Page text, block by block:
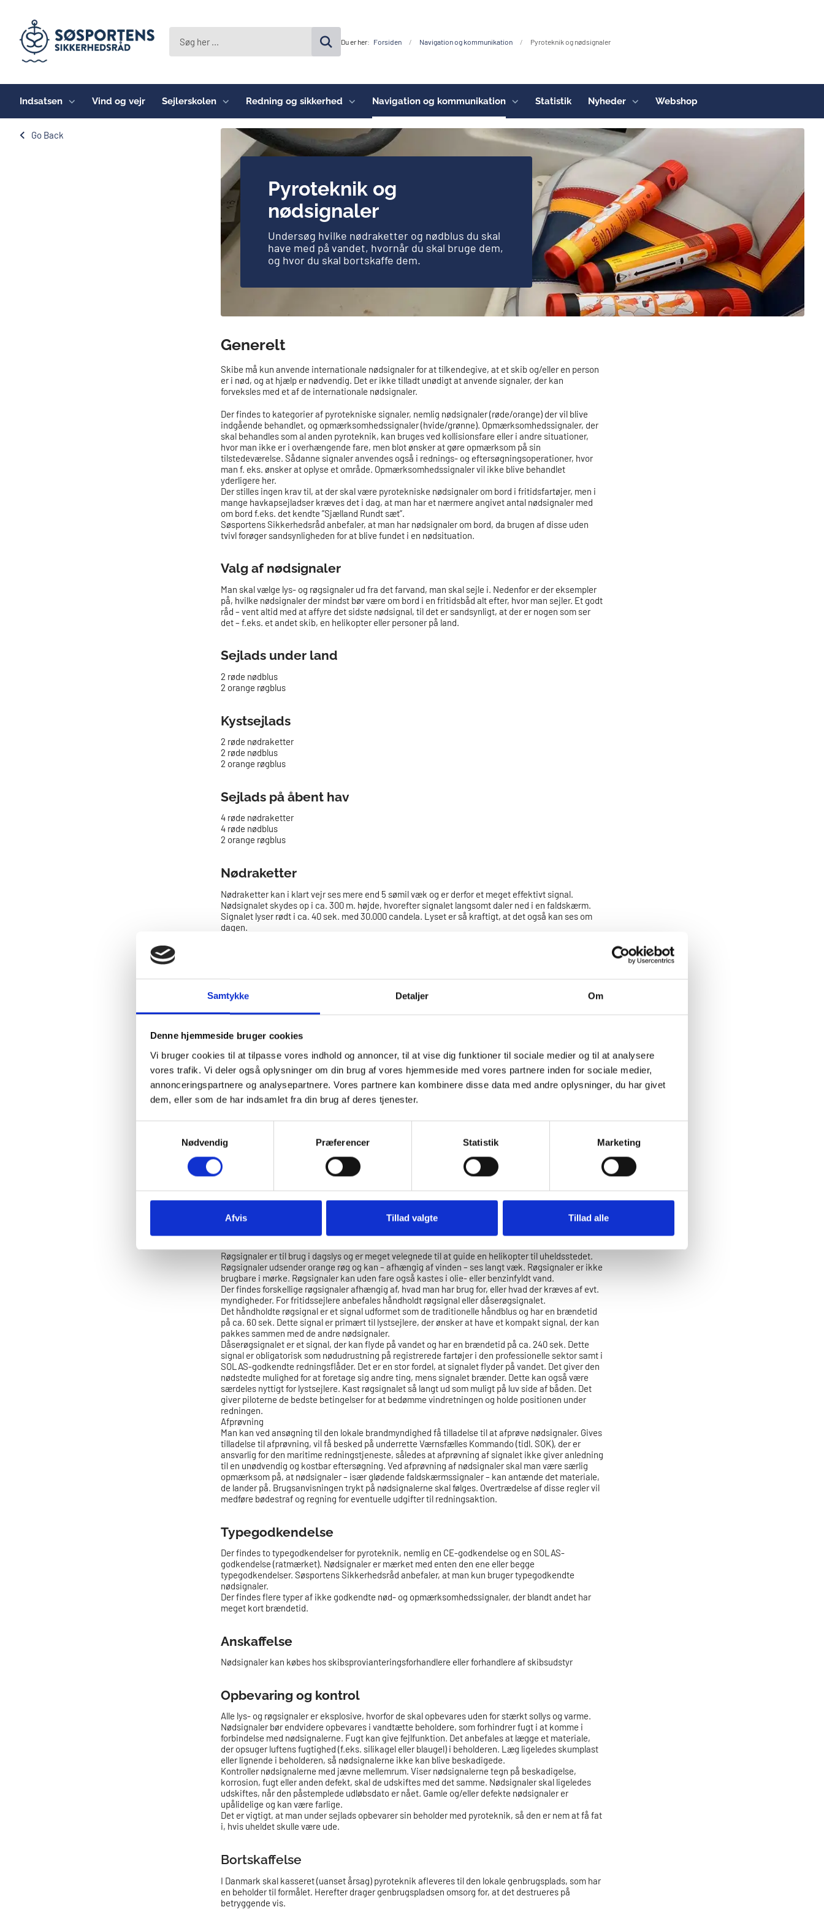
Samtykke Detaljer Om
Denne hjemmeside bruger cookies
Vi bruger cookies til at tilpasse vores indhold og annoncer, til at vise dig funktioner til sociale medier og til at analysere
vores trafik. Vi deler også oplysninger om din brug af vores hjemmeside med vores partnere inden for sociale medier,
annonceringspartnere og analysepartnere. Vores partnere kan kombinere disse data med andre oplysninger, du har givet
dem, eller som de har indsamlet fra din brug af deres tjenester.
Nødvendig
Præferencer Statistik Marketing
Afvis Tillad valgte Tillad alle
Du er her: Forsiden Navigation og kommunikation Pyroteknik og nødsignaler
Indsatsen Vind og vejr Sejlerskolen Redning og sikkerhed Navigation og kommunikation Statistik Nyheder Webshop
Go Back
Pyroteknik og
nødsignaler
Undersøg hvilke nødraketter og nødblus du skal
have med på vandet, hvornår du skal bruge dem,
og hvor du skal bortskaffe dem.
Generelt
Skibe må kun anvende internationale nødsignaler for at tilkendegive, at et skib og/eller en person
er i nød, og at hjælp er nødvendig. Det er ikke tilladt unødigt at anvende signaler, der kan
forveksles med et af de internationale nødsignaler.
Der findes to kategorier af pyrotekniske signaler, nemlig nødsignaler (røde/orange) der vil blive
indgående behandlet, og opmærksomhedssignaler (hvide/grønne). Opmærksomhedssignaler, der
skal behandles som al anden pyroteknik, kan bruges ved kollisionsfare eller i andre situationer,
hvor man ikke er i overhængende fare, men blot ønsker at gøre opmærksom på sin
tilstedeværelse. Sådanne signaler anvendes også i rednings- og eftersøgningsoperationer, hvor
man f. eks. ønsker at oplyse et område. Opmærksomhedssignaler vil ikke blive behandlet
yderligere her.
Der stilles ingen krav til, at der skal være pyrotekniske nødsignaler om bord i fritidsfartøjer, men i
mange havkapsejladser kræves det i dag, at man har et nærmere angivet antal nødsignaler med
om bord f.eks. det kendte ”Sjælland Rundt sæt”.
Søsportens Sikkerhedsråd anbefaler, at man har nødsignaler om bord, da brugen af disse uden
tvivl forøger sandsynligheden for at blive fundet i en nødsituation.
Valg af nødsignaler
Man skal vælge lys- og røgsignaler ud fra det farvand, man skal sejle i. Nedenfor er der eksempler
på, hvilke nødsignaler der mindst bør være om bord i en fritidsbåd alt efter, hvor man sejler. Et godt
råd – vent altid med at affyre det sidste nødsignal, til det er sandsynligt, at der er nogen som ser
det – f.eks. et andet skib, en helikopter eller personer på land.
Sejlads under land
2 røde nødblus
2 orange røgblus
Kystsejlads
2 røde nødraketter
2 røde nødblus
2 orange røgblus
Sejlads på åbent hav
4 røde nødraketter
4 røde nødblus
2 orange røgblus
Nødraketter
Nødraketter kan i klart vejr ses mere end 5 sømil væk og er derfor et meget effektivt signal.
Nødsignalet skydes op i ca. 300 m. højde, hvorefter signalet langsomt daler ned i en faldskærm.
Signalet lyser rødt i ca. 40 sek. med 30.000 candela. Lyset er så kraftigt, at det også kan ses om
dagen.
nød. Hvis nødraketten ikke virker ved første forsøg, skal den smides i vandet hurtigst muligt.
Den røde raket må kun bruges i nødsituationer, hvor man ønsker hjælp hurtigst muligt, og hvor der
ikke er synlig kontakt med dem, man ønsker at signalere til.
Håndblus
Håndblus anvendes primært i indre farvande under land, og hvor der er synlig kontakt med dem,
man ønsker at signalere til. Et håndblus lyser i ca. 60 sek. med 15.000 candela og kan ses på ca. 2
sømils afstand.
Affyr altid et håndblus i strakt arm ud over kanten på skibet eller redningsflåden, så man undgår
eventuelle gløder på skibet. Hold kun på håndtaget, da selve røret bliver meget varmt. Kig aldrig
varmt og skal derfor kastes i vandet i bådens læside, så det ikke driver ind i båden og laver
Vær opmærksom på, at mange håndblus har en indbygget 3 sekunders forsinkelse. Hvis hånd-
blusset ikke virker i første forsøg, kastes det i vandet så langt væk fra båden som muligt. Håndblus
kan fås med rødt og hvidt lys. Det røde håndblus bruges i nødsituationer, hvor man ønsker hjælp
hurtigst muligt. Det hvide håndblus bruges som opmærksomhedssignal ved kollisionsfare eller i
andre situationer, hvor man ikke er i overhængende fare, men blot ønsker at gøre opmærksom på
sin tilstedeværelse.
Røgsignaler
Røgsignaler er til brug i dagslys og er meget velegnede til at guide en helikopter til uheldsstedet.
Røgsignaler udsender orange røg og kan – afhængig af vinden – ses langt væk. Røgsignaler er ikke
brugbare i mørke. Røgsignaler kan uden fare også kastes i olie- eller benzinfyldt vand.
Der findes forskellige røgsignaler afhængig af, hvad man har brug for, eller hvad der kræves af evt.
myndigheder. For fritidssejlere anbefales håndholdt røgsignal eller dåserøgsignalet.
Det håndholdte røgsignal er et signal udformet som de traditionelle håndblus og har en brændetid
på ca. 60 sek. Dette signal er primært til lystsejlere, der ønsker at have et kompakt signal, der kan
pakkes sammen med de andre nødsignaler.
Dåserøgsignalet er et signal, der kan flyde på vandet og har en brændetid på ca. 240 sek. Dette
signal er obligatorisk som nødudrustning på registrerede fartøjer i den professionelle sektor samt i
SOLAS-godkendte redningsflåder. Det er en stor fordel, at signalet flyder på vandet. Det giver den
nødstedte mulighed for at foretage sig andre ting, mens signalet brænder. Dette kan også være
særdeles nyttigt for lystsejlere. Kast røgsignalet så langt ud som muligt på luv side af båden. Det
giver piloterne de bedste betingelser for at bedømme vindretningen og holde positionen under
redningen.
Afprøvning
Man kan ved ansøgning til den lokale brandmyndighed få tilladelse til at afprøve nødsignaler. Gives
tilladelse til afprøvning, vil få besked på underrette Værnsfælles Kommando (tidl. SOK), der er
ansvarlig for den maritime redningstjeneste, således at afprøvning af signalet ikke giver anledning
til en unødvendig og kostbar eftersøgning. Ved afprøvning af nødsignaler skal man være særlig
opmærksom på, at nødsignaler – især glødende faldskærmssignaler – kan antænde det materiale,
de lander på. Brugsanvisningen trykt på nødsignalerne skal følges. Overtrædelse af disse regler vil
medføre bødestraf og regning for eventuelle udgifter til redningsaktion.
Typegodkendelse
Der findes to typegodkendelser for pyroteknik, nemlig en CE-godkendelse og en SOLAS-
godkendelse (ratmærket). Nødsignaler er mærket med enten den ene eller begge
typegodkendelser. Søsportens Sikkerhedsråd anbefaler, at man kun bruger typegodkendte
nødsignaler.
Der findes flere typer af ikke godkendte nød- og opmærksomhedssignaler, der blandt andet har
meget kort brændetid.
Anskaffelse
Nødsignaler kan købes hos skibsprovianteringsforhandlere eller forhandlere af skibsudstyr
Opbevaring og kontrol
Alle lys- og røgsignaler er eksplosive, hvorfor de skal opbevares uden for stærkt sollys og varme.
Nødsignaler bør endvidere opbevares i vandtætte beholdere, som forhindrer fugt i at komme i
forbindelse med nødsignalerne. Fugt kan give fejlfunktion. Det anbefales at lægge et materiale,
der opsuger luftens fugtighed (f.eks. silikagel eller blaugel) i beholderen. Læg ligeledes skumplast
eller lignende i beholderen, så nødsignalerne ikke kan blive beskadigede.
Kontroller nødsignalerne med jævne mellemrum. Viser nødsignalerne tegn på beskadigelse,
korrosion, fugt eller anden defekt, skal de udskiftes med det samme. Nødsignaler skal ligeledes
udskiftes, når den påstemplede udløbsdato er nået. Gamle og/eller defekte nødsignaler er
upålidelige og kan være farlige.
Det er vigtigt, at man under sejlads opbevarer sin beholder med pyroteknik, så den er nem at få fat
i, hvis uheldet skulle være ude.
Bortskaffelse
I Danmark skal kasseret (uanset årsag) pyroteknik afleveres til den lokale genbrugsplads, som har
en beholder til formålet. Herefter drager genbrugspladsen omsorg for, at det destrueres på
betryggende vis.​